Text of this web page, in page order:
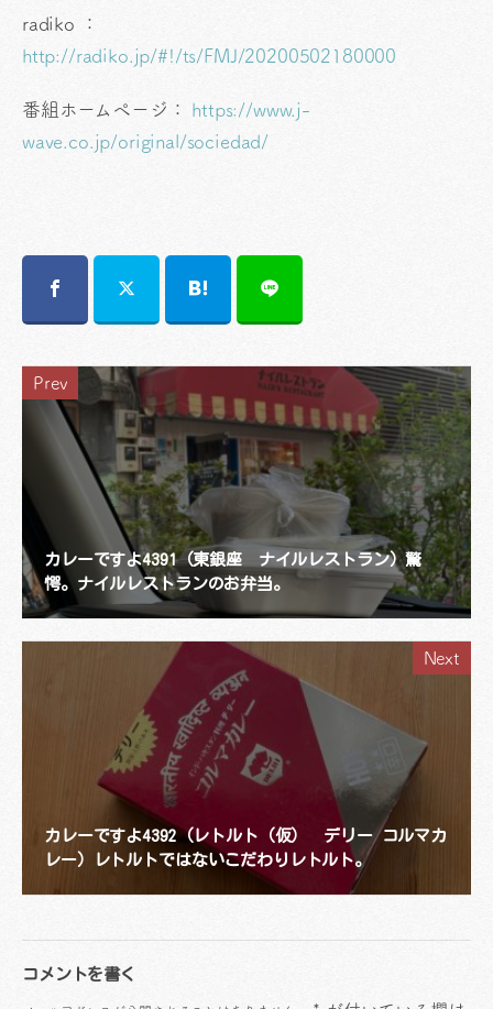
radiko ：
http://radiko.jp/#!/ts/FMJ/20200502180000
番組ホームページ：
https://www.j-
wave.co.jp/original/sociedad/
Prev
カレーですよ4391（東銀座 ナイルレストラン）驚
愕。ナイルレストランのお弁当。
Next
カレーですよ4392（レトルト（仮） デリー コルマカ
レー）レトルトではないこだわりレトルト。
コメントを書く